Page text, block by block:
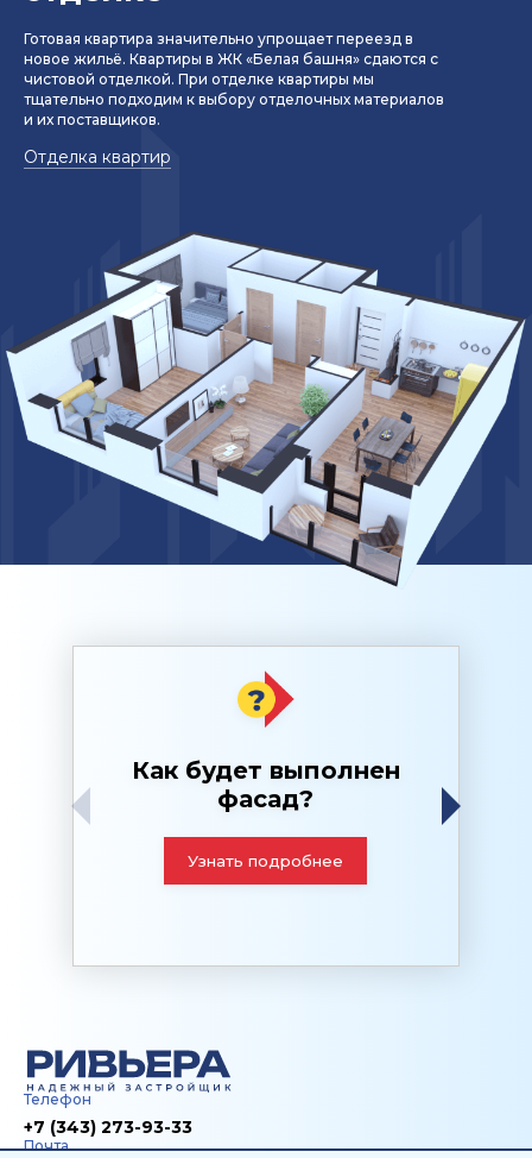
Готовая квартира значительно упрощает переезд в
новое жильё. Квартиры в ЖК «Белая башня» сдаются с
чистовой отделкой. При отделке квартиры мы
тщательно подходим к выбору отделочных материалов
и их поставщиков.
Отделка квартир
Как будет выполнен
фасад?
Узнать подробнее
Телефон
+7 (343) 273-93-33
Почта